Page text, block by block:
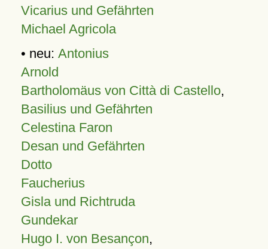
Vicarius und Gefährten
Michael Agricola
• neu: Antonius
Arnold
Bartholomäus von Città di Castello,
Basilius und Gefährten
Celestina Faron
Desan und Gefährten
Dotto
Faucherius
Gisla und Richtruda
Gundekar
Hugo I. von Besançon,